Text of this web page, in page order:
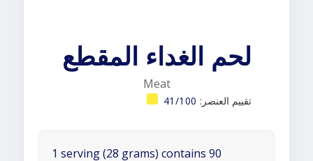
لحم الغداء المقطع
Meat
تقييم العنصر: 41/100
1 serving (28 grams) contains 90